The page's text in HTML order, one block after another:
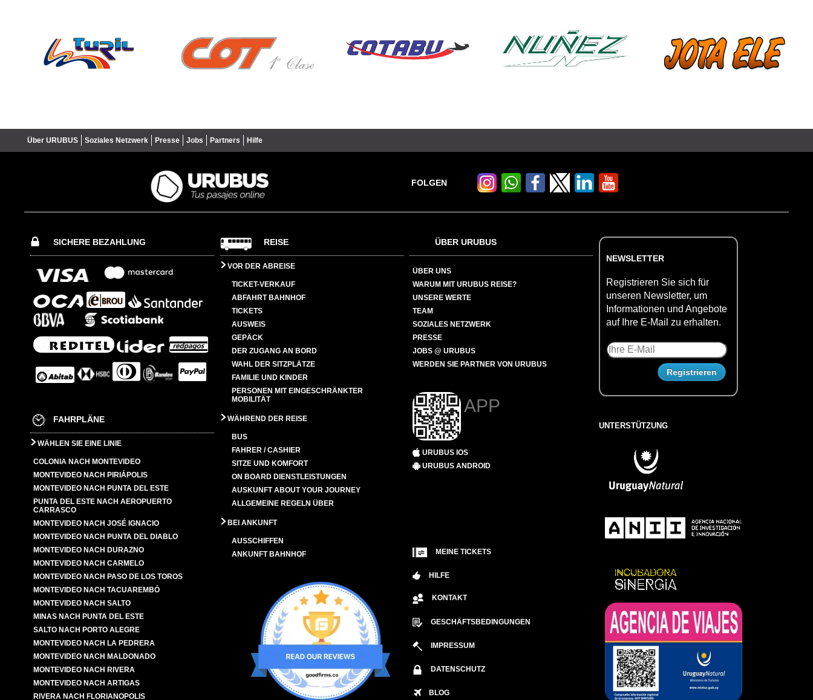
Über URUBUS Soziales Netzwerk Presse Jobs Partners Hilfe
FOLGEN
SICHERE BEZAHLUNG
FAHRPLÄNE
WÄHLEN SIE EINE LINIE
COLONIA NACH MONTEVIDEO
MONTEVIDEO NACH PIRIÁPOLIS
MONTEVIDEO NACH PUNTA DEL ESTE
PUNTA DEL ESTE NACH AEROPUERTO
CARRASCO
MONTEVIDEO NACH JOSÉ IGNACIO
MONTEVIDEO NACH PUNTA DEL DIABLO
MONTEVIDEO NACH DURAZNO
MONTEVIDEO NACH CARMELO
MONTEVIDEO NACH PASO DE LOS TOROS
MONTEVIDEO NACH TACUAREMBÓ
MONTEVIDEO NACH SALTO
MINAS NACH PUNTA DEL ESTE
SALTO NACH PORTO ALEGRE
MONTEVIDEO NACH LA PEDRERA
MONTEVIDEO NACH MALDONADO
MONTEVIDEO NACH RIVERA
MONTEVIDEO NACH ARTIGAS
RIVERA NACH FLORIANOPOLIS
REISE
VOR DER ABREISE
TICKET-VERKAUF
ABFAHRT BAHNHOF
TICKETS
AUSWEIS
GEPÄCK
DER ZUGANG AN BORD
WAHL DER SITZPLÄTZE
FAMILIE UND KINDER
PERSONEN MIT EINGESCHRÄNKTER
MOBILITÄT
WÄHREND DER REISE
BUS
FAHRER / CASHIER
SITZE UND KOMFORT
ON BOARD DIENSTLEISTUNGEN
AUSKUNFT ABOUT YOUR JOURNEY
ALLGEMEINE REGELN ÜBER
BEI ANKUNFT
AUSSCHIFFEN
ANKUNFT BAHNHOF
ÜBER URUBUS
ÜBER UNS
WARUM MIT URUBUS REISE?
UNSERE WERTE
TEAM
SOZIALES NETZWERK
PRESSE
JOBS @ URUBUS
WERDEN SIE PARTNER VON URUBUS
APP
URUBUS IOS
URUBUS ANDROID
MEINE TICKETS
HILFE
KONTAKT
GESCHÄFTSBEDINGUNGEN
IMPRESSUM
DATENSCHUTZ
BLOG
NEWSLETTER
Registrieren Sie sich für
unseren Newsletter, um
Informationen und Angebote
auf Ihre E-Mail zu erhalten.
UNTERSTÜTZUNG